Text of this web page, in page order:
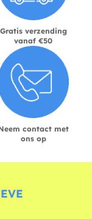
Gratis verzending
vanaf €50
contact met
ons op